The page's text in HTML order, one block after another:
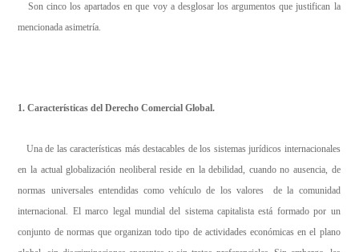
Son cinco los apartados en que voy a desglosar los argumentos que justifican la
mencionada asimetría.
1. Características del Derecho Comercial Global.
Una de las características más destacables de los sistemas jurídicos internacionales
en la actual globalización neoliberal reside en la debilidad, cuando no ausencia, de
normas universales entendidas como vehículo de los valores de la comunidad
internacional. El marco legal mundial del sistema capitalista está formado por un
conjunto de normas que organizan todo tipo de actividades económicas en el plano